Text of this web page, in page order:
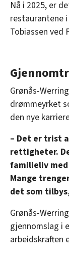
Nå i 2025, er
restaurantene
Tobiassen ved
Grønås-
drømmeyrket
den nye
– Det er trist
rettigheter.
familieliv
Mange
det som
Grønås-
gjennomslag i
arbeidskraften